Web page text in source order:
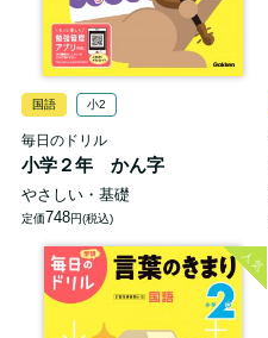
国語 小2
毎日のドリル
小学２年 かん字
やさしい・基礎
定価748円(税込)
人気